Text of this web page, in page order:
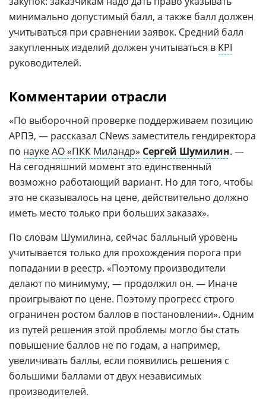
минимально допустимый балл, а также балл должен
учитываться при сравнении заявок. Средний балл
закупленных изделий должен учитываться в KPI
руководителей.
Комментарии отрасли
«По выборочной проверке поддерживаем позицию
АРПЭ, — рассказал CNews заместитель гендиректора
по наукеАО «ПКК Миландр» Сергей Шумилин. —
На сегодняшний момент это единственный
возможно работающий вариант. Но для того, чтобы
это не сказывалось на цене, действительно должно
иметь место только при больших заказах».
По словам Шумилина, сейчас балльный уровень
учитывается только для прохождения порога при
попадании в реестр. «Поэтому производители
делают по минимуму, — продолжил он. — Иначе
проигрывают по цене. Поэтому прогресс строго
ограничен ростом баллов в постановлении». Одним
из путей решения этой проблемы могло бы стать
повышение баллов не по годам, а например,
увеличивать баллы, если появились решения с
большими баллами от двух независимых
производителей.